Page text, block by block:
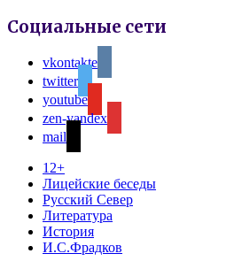
Социальные сети
vkontakte
twitter
youtube
zen-yandex
mail
12+
Лицейские беседы
Русский Север
Литература
История
И.С.Фрадков